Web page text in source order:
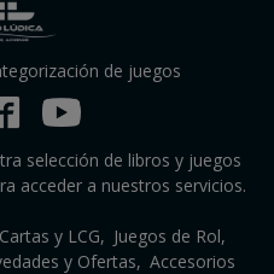
de juegos
selección de libros y juegos
acceder a nuestros servicios.
y LCG
Juegos de Rol
y Ofertas Accesorios